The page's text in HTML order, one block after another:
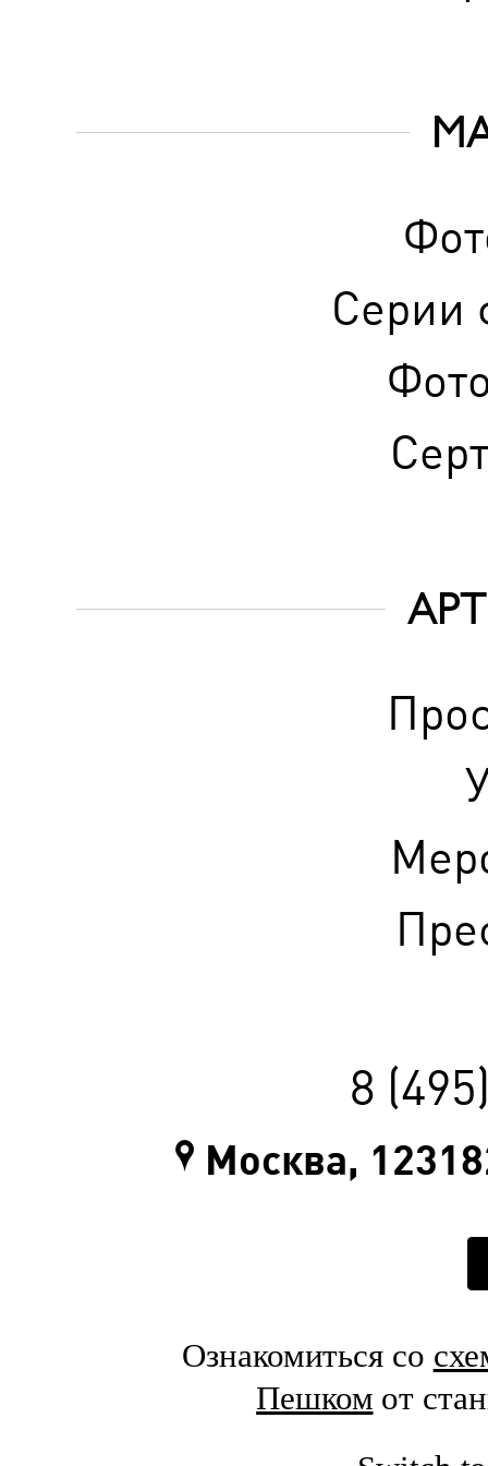
Серии
8
Москва,
Ознакомиться со
Пешком от